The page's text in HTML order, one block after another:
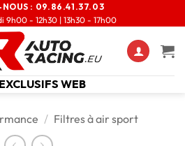
: 09.86.41.37.03
9h00 - 12h30 | 13h30 - 17h00
WEB
/ Filtres à air sport